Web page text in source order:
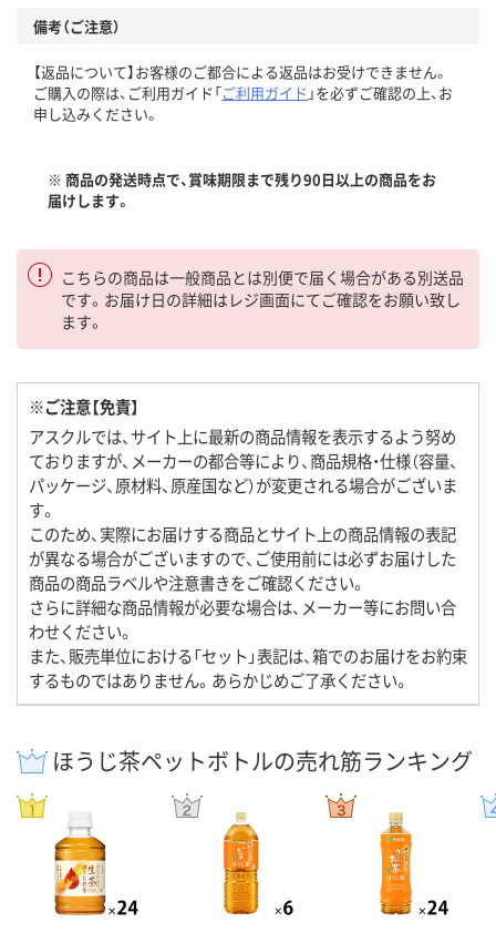
備考（ご注意）
【返品について】お客様のご都合による返品はお受けできません。
ご購入の際は、ご利用ガイド「ご利用ガイド 」を必ずご確認の上、お
申し込みください。
※ 商品の発送時点で、賞味期限まで残り90日以上の商品をお
届けします。
こちらの商品は一般商品とは別便で届く場合がある別送品
です。お届け日の詳細はレジ画面にてご確認をお願い致し
ます。
※ご注意【免責】
アスクルでは、サイト上に最新の商品情報を表示するよう努め
ておりますが、メーカーの都合等により、商品規格・仕様（容量、
パッケージ、原材料、原産国など）が変更される場合がございま
す。
このため、実際にお届けする商品とサイト上の商品情報の表記
が異なる場合がございますので、ご使用前には必ずお届けした
商品の商品ラベルや注意書きをご確認ください。
さらに詳細な商品情報が必要な場合は、メーカー等にお問い合
わせください。
また、販売単位における「セット」表記は、箱でのお届けをお約束
するものではありません。あらかじめご了承ください。
ほうじ茶ペットボトルの売れ筋ランキング